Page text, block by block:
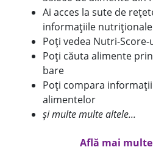
Ai acces la sute de
informațiile
Poți vedea Nutri-
Poți căuta alimente
bare
Poți compara
alimentelor
și multe multe altele...
Află mai